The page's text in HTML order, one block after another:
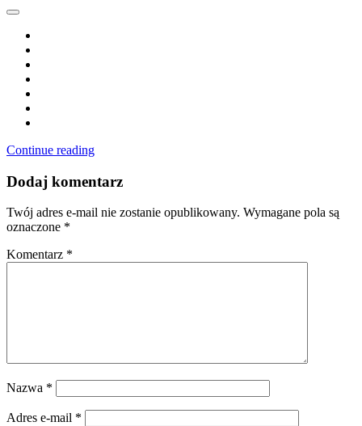
Continue reading
Dodaj komentarz
Twój adres e-mail nie zostanie opublikowany. Wymagane pola są
oznaczone *
Komentarz *
Nazwa *
Adres e-mail *